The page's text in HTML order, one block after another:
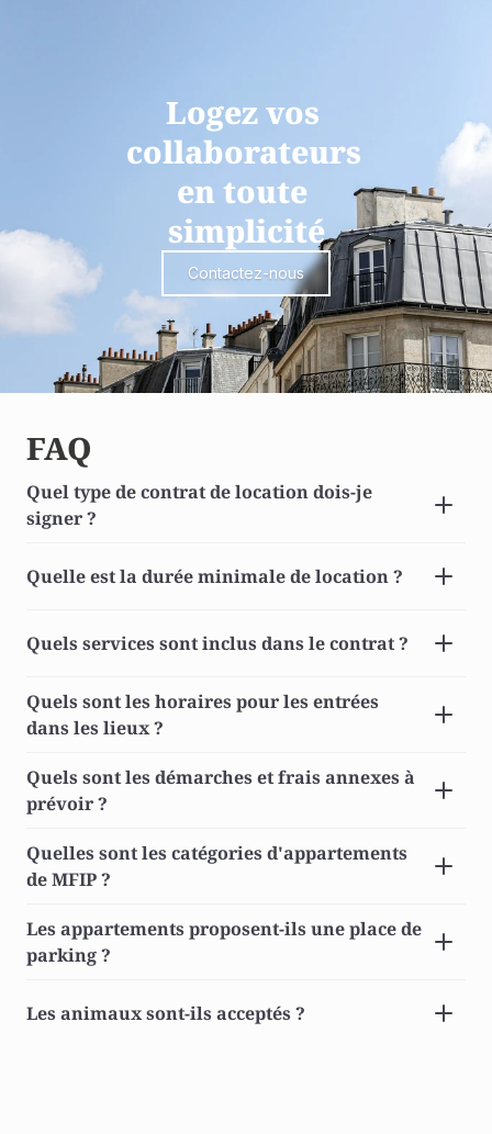
Logez vos
collaborateurs
en toute
simplicité
Contactez-nous
FAQ
Quel type de contrat de location dois-je
signer ?
Quelle est la durée minimale de location ?
Quels services sont inclus dans le contrat ?
Quels sont les horaires pour les entrées
dans les lieux ?
Quels sont les démarches et frais annexes à
prévoir ?
Quelles sont les catégories d'appartements
de MFIP ?
Les appartements proposent-ils une place de
parking ?
Les animaux sont-ils acceptés ?